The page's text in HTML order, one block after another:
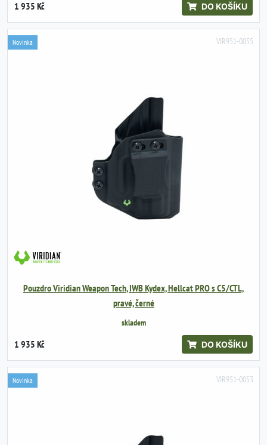
1 935 Kč DO KOŠÍKU
VIR951-0055
Novinka
Pouzdro Viridian Weapon Tech, IWB Kydex, Hellcat PRO s C5/CTL,
pravé, černé
skladem
1 935 Kč DO KOŠÍKU
VIR951-0053
Novinka